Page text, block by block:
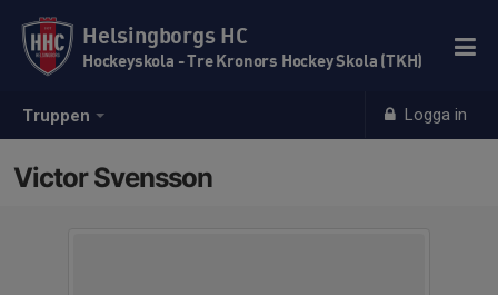
Truppen Logga in
Helsingborgs HC
Hockeyskola - Tre Kronors Hockey Skola (TKH)
Victor Svensson